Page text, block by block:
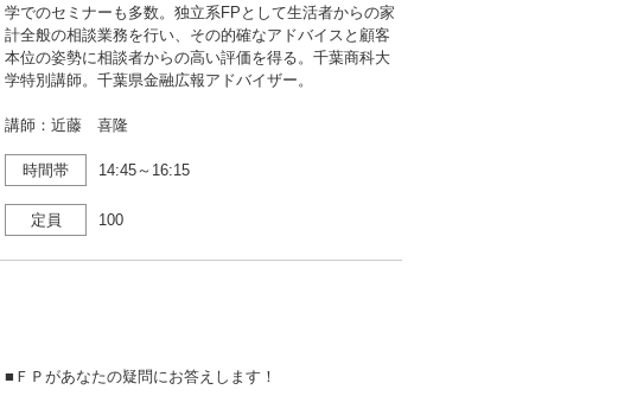
学でのセミナーも多数。独立系FPとして生活者からの家
計全般の相談業務を行い、その的確なアドバイスと顧客
本位の姿勢に相談者からの高い評価を得る。千葉商科大
学特別講師。千葉県金融広報アドバイザー。
講師：近藤 喜隆
時間帯 14:45～16:15
定員 100
■ＦＰがあなたの疑問にお答えします！